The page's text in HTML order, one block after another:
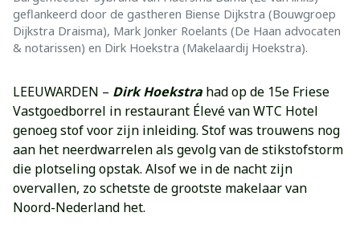
geflankeerd door de gastheren Biense Dijkstra (Bouwgroep
Dijkstra Draisma), Mark Jonker Roelants (De Haan advocaten
& notarissen) en Dirk Hoekstra (Makelaardij Hoekstra).
LEEUWARDEN – Dirk Hoekstra had op de 15e Friese
Vastgoedborrel in restaurant Élevé van WTC Hotel
genoeg stof voor zijn inleiding. Stof was trouwens nog
aan het neerdwarrelen als gevolg van de stikstofstorm
die plotseling opstak. Alsof we in de nacht zijn
overvallen, zo schetste de grootste makelaar van
Noord-Nederland het.